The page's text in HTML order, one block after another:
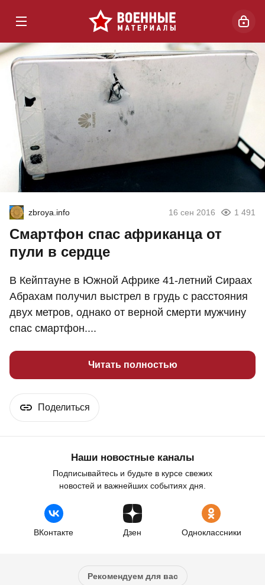
zbroya.info 16 сен 2016 1 491
Смартфон спас африканца от
пули в сердце
В Кейптауне в Южной Африке 41-летний Сираах
Абрахам получил выстрел в грудь с расстояния
двух метров, однако от верной смерти мужчину
спас смартфон....
Читать полностью
Поделиться
Наши новостные каналы
Подписывайтесь и будьте в курсе свежих
новостей и важнейших событиях дня.
ВКонтакте Дзен Одноклассники
Рекомендуем для вас